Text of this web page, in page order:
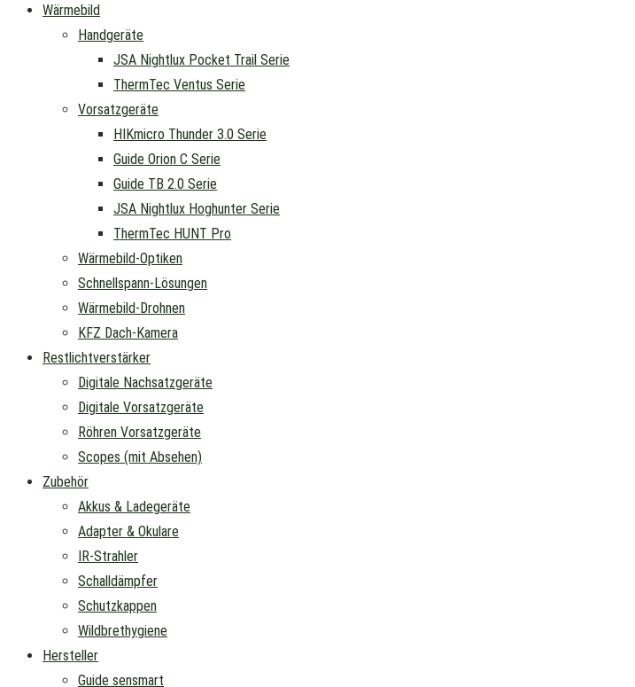
Wärmebild
Handgeräte
JSA Nightlux Pocket Trail Serie
ThermTec Ventus Serie
Vorsatzgeräte
HIKmicro Thunder 3.0 Serie
Guide Orion C Serie
Guide TB 2.0 Serie
JSA Nightlux Hoghunter Serie
ThermTec HUNT Pro
Wärmebild-Optiken
Schnellspann-Lösungen
Wärmebild-Drohnen
KFZ Dach-Kamera
Restlichtverstärker
Digitale Nachsatzgeräte
Digitale Vorsatzgeräte
Röhren Vorsatzgeräte
Scopes (mit Absehen)
Zubehör
Akkus & Ladegeräte
Adapter & Okulare
IR-Strahler
Schalldämpfer
Schutzkappen
Wildbrethygiene
Hersteller
Guide sensmart